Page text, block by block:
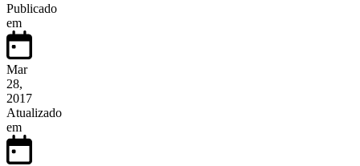
Publicado
em
Mar
28,
2017
Atualizado
em